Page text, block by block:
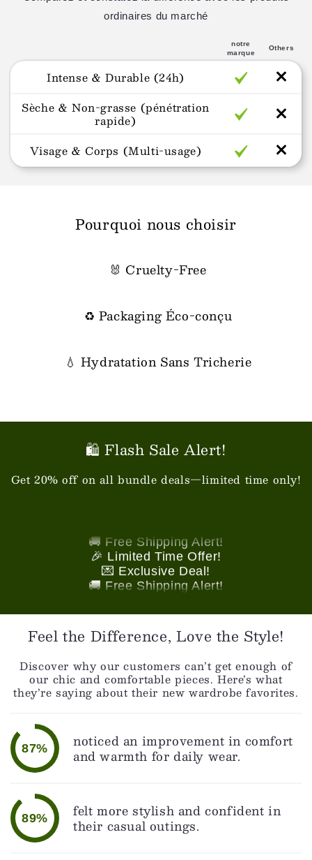
ordinaires du marché
notre
marque
Others
Intense & Durable (24h)
Sèche & Non-grasse (pénétration
rapide)
Visage & Corps (Multi-usage)
Pourquoi nous choisir
🐰 Cruelty-Free
♻️ Packaging Éco-conçu
💧 Hydratation Sans Tricherie
🛍️ Flash Sale Alert!
Get 20% off on all bundle deals—limited time only!
🚚 Free Shipping Alert!
🎉 Limited Time Offer!
💌 Exclusive Deal!
🚚 Free Shipping Alert!
🎉 Limited Time Offer!
🎉 Limited Time Offer!
🚚 Free Shipping Alert!
Feel the Difference, Love the Style!
Discover why our customers can’t get enough of
our chic and comfortable pieces. Here’s what
they’re saying about their new wardrobe favorites.
87% noticed an improvement in comfort
and warmth for daily wear.
89% felt more stylish and confident in
their casual outings.